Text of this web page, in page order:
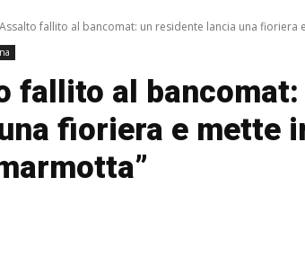
Assalto fallito al bancomat: un residente lancia una fioriera
fallito al
fioriera e mette